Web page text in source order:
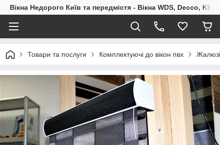
Вікна Недорого Київ та передмістя - Вікна WDS, Decco,
Товари та послуги Комплектуючі до вікон пвх